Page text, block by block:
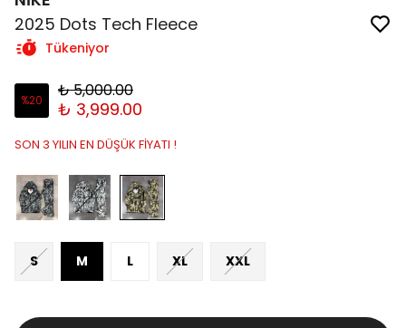
2025 Dots Tech Fleece
Tükeniyor
%20 ₺ 5,000.00
₺ 3,999.00
SON 3 YILIN EN DÜŞÜK FİYATI !
S M L XL XXL